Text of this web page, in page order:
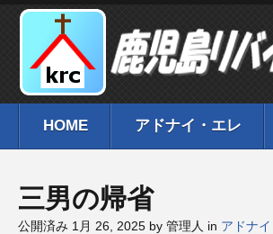
HOME アドナイ・エレ
三男の帰省
公開済み 1月 26, 2025 by 管理人 in アドナ